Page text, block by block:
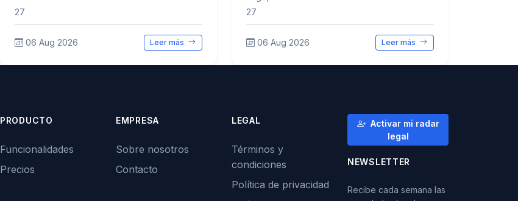
27
06 Aug 2026 Leer más
27
06 Aug 2026 Leer más
PRODUCTO
Funcionalidades
Precios
EMPRESA
Sobre nosotros
Contacto
LEGAL
Términos y
condiciones
Política de privacidad
Activar mi radar
legal
NEWSLETTER
Recibe cada semana las